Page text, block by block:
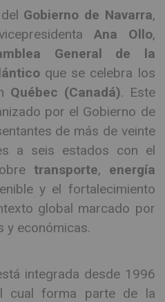
Gobierno de Navarra,
Ana Ollo,
General de la
que se celebra los
Québec (Canadá). Este
por el Gobierno de
de más de veinte
a seis estados con el
transporte, energía
y el fortalecimiento
global marcado por
y económicas.
integrada desde 1996
cual forma parte de la